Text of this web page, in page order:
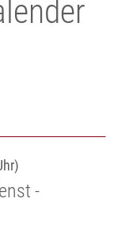
-